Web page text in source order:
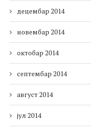
децембар 2014
новембар 2014
октобар 2014
септембар 2014
август 2014
јул 2014